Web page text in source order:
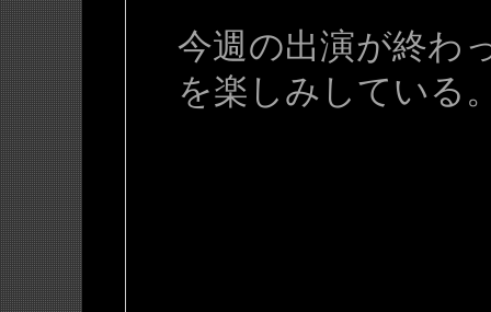
今週の出演が終わ
を楽しみしている